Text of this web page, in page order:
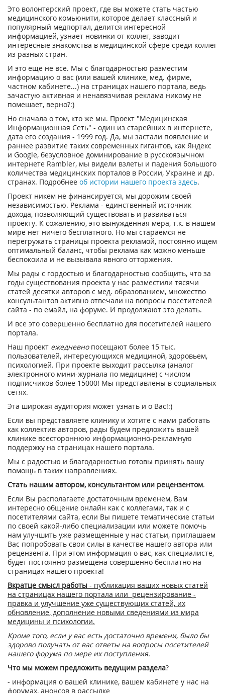
Это волонтерский проект, где вы можете стать частью
медицинского комьюнити, которое делает классный и
популярный медпортал, делится интересной
информацией, узнает новинки от коллег, заводит
интересные знакомства в медицинской сфере среди коллег
из разных стран.
И это еще не все. Мы с благодарностью разместим
информацию о вас (или вашей клинике, мед. фирме,
частном кабинете...) на страницах нашего портала, ведь
зачастую активная и ненавязчивая реклама никому не
помешает, верно?:)
Но сначала о том, кто же мы. Проект "Медицинская
Информационная Сеть" - один из старейших в интернете,
дата его создания - 1999 год. Да, мы застали появление и
раннее развитие таких современных гигантов, как Яндекс
и Google, безусловное доминирование в русскоязычном
интернете Rambler, мы видели взлеты и падения большого
количества медицинских порталов в России, Украине и др.
странах. Подробнее об истории нашего проекта здесь.
Проект никем не финансируется, мы дорожим своей
независимостью. Реклама - единственный источник
дохода, позволяющий существовать и развиваться
проекту. К сожалению, это вынужденная мера, т.к. в нашем
мире нет ничего бесплатного. Но мы стараемся не
перегружать страницы проекта рекламой, постоянно ищем
оптимальный баланс, чтобы реклама как можно меньше
беспокоила и не вызывала явного отторжения.
Мы рады с гордостью и благодарностью сообщить, что за
годы существования проекта у нас разместили тясячи
статей десятки авторов с мед. образованием, множество
консультантов активно отвечали на вопросы посетителей
сайта - по емайл, на форуме. И продолжают это делать.
И все это совершенно бесплатно для посетителей нашего
портала.
Наш проект ежедневнопосещают более 15 тыс.
пользователей, интересующихся медициной, здоровьем,
психологией. При проекте выходит рассылка (аналог
электронного мини-журнала по медицине) с числом
подписчиков более 15000! Мы представлены в социальных
сетях.
Эта широкая аудитория может узнать и о Вас!:)
Если вы представляете клинику и хотите с нами работать
как коллектив авторов, рады будем предложить вашей
клинике всестороннюю информационно-рекламную
поддержку на страницах нашего портала.
Мы с радостью и благодарностью готовы принять вашу
помощь в таких направлениях.
Стать нашим автором, консультантом или рецензентом.
Если Вы располагаете достаточным временем, Вам
интересно общение онлайн как с коллегами, так и с
посетителями сайта, если Вы пишете тематические статьи
по своей какой-либо специализации или можете помочь
нам улучшить уже размещенные у нас статьи, приглашаем
Вас попробовать свои силы в качестве нашего автора или
рецензента. При этом информация о вас, как специалисте,
будет постоянно размещена совершенно бесплатно на
страницах нашего проекта!
Вкратце смысл работы - публикация ваших новых статей
на страницах нашего портала или рецензирование -
правка и улучшение уже существующих статей, их
обновление, дополнение новыми сведениями из мира
медицины и психологии.
Кроме того, если у вас есть достаточно времени, было бы
здорово получать от вас ответы на вопросы посетителей
нашего форума по мере их поступления.
Что мы можем предложить ведущим раздела?
- информация о вашей клинике, вашем кабинете у нас на
форумах, анонсов в рассылке